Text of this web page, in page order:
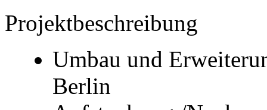
Projektbeschreibung
Umbau und
Berlin